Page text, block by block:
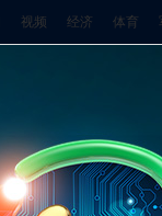
视频 经济 体育